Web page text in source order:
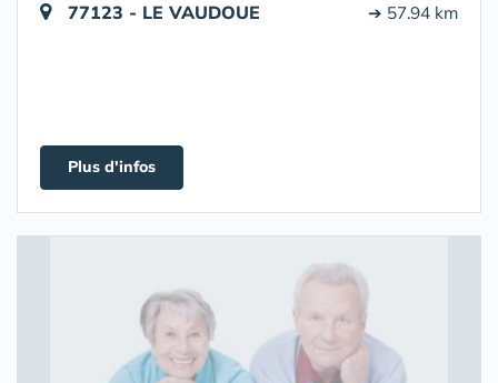
77123 - LE VAUDOUE ➔ 57.94 km
Plus d'infos